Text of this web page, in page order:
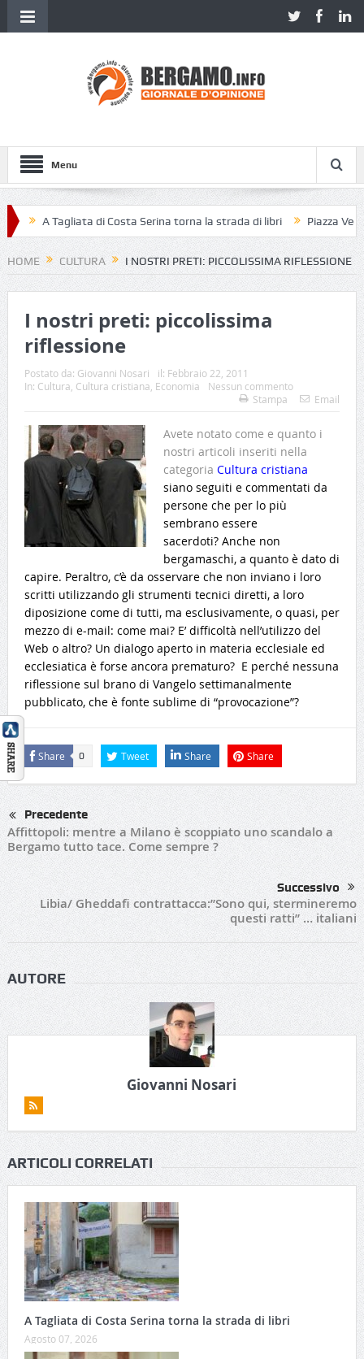
Menu
A Tagliata di Costa Serina torna la strada di libri Piazza
HOME CULTURA I NOSTRI PRETI: PICCOLISSIMA RIFLESSIONE
I nostri preti: piccolissima
riflessione
Postato da: Giovanni Nosari il: Febbraio 22, 2011
In: Cultura, Cultura cristiana, Economia
Nessun commento
Stampa
Email
Avete notato come e quanto i
nostri articoli inseriti nella
categoria Cultura cristiana
siano seguiti e commentati da
persone che per lo più
sembrano essere
sacerdoti? Anche non
bergamaschi, a quanto è dato di
capire. Peraltro, c’è da osservare che non inviano i loro
scritti utilizzando gli strumenti tecnici diretti, a loro
diposizione come di tutti, ma esclusivamente, o quasi, per
mezzo di e-mail: come mai? E’ difficoltà nell’utilizzo del
Web o altro? Un dialogo aperto in materia ecclesiale ed
ecclesiatica è forse ancora prematuro? E perché nessuna
riflessione sul brano di Vangelo settimanalmente
pubblicato, che è fonte sublime di “provocazione”?
Share 0 Tweet Share Share
Precedente
Affittopoli: mentre a Milano è scoppiato uno scandalo a
Bergamo tutto tace. Come sempre ?
Successivo
Libia/ Gheddafi contrattacca:”Sono qui, stermineremo
questi ratti” … italiani
AUTORE
Giovanni Nosari
ARTICOLI CORRELATI
A Tagliata di Costa Serina torna la strada di libri
Agosto 07, 2026